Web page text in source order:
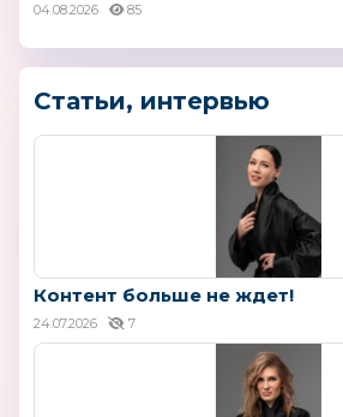
04.08.2026 85
Статьи, интервью
Контент больше не ждет!
24.07.2026 7